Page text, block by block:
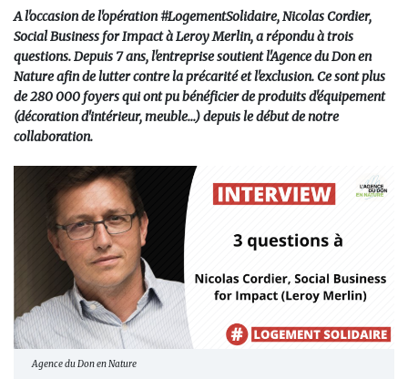
A l'occasion de l'opération #LogementSolidaire, Nicolas Cordier,
Social Business for Impact à Leroy Merlin, a répondu à trois
questions. Depuis 7 ans, l'entreprise soutient l'Agence du Don en
Nature afin de lutter contre la précarité et l'exclusion. Ce sont plus
de 280 000 foyers qui ont pu bénéficier de produits d'équipement
(décoration d'intérieur, meuble...) depuis le début de notre
collaboration.
Agence du Don en Nature